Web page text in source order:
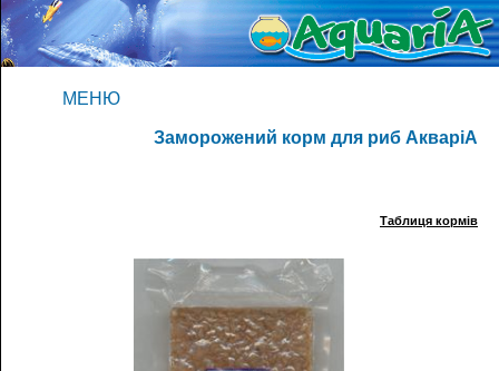
МЕНЮ
Заморожений корм для риб АкваріА
Таблиця кормів